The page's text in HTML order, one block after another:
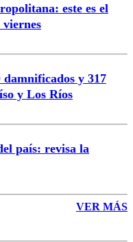
Enviar comentario
este es el
y 317
y Los Ríos
país: revisa la
VER MÁS